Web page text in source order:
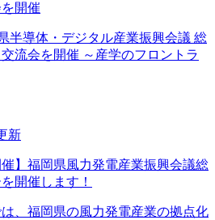
開催
半導体・デジタル産業振興会議 総
流会を開催 ～産学のフロントラ
新
催】福岡県風力発電産業振興会議総
開催します！
、福岡県の風力発電産業の拠点化